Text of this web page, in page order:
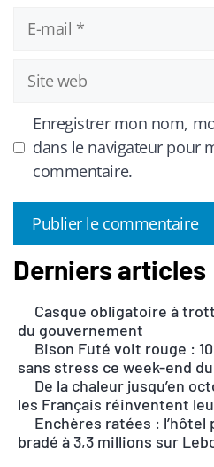
mail
Site
web
Enregistrer mon nom,
dans le navigateur pour
commentaire.
A
e
r
a
Derniers articles
Casque obligatoire à
du gouvernement
Bison Futé voit rouge :
sans stress ce week-end
De la chaleur jusqu’en
les Français réinventent
Enchères ratées :
bradé à 3,3 millions sur